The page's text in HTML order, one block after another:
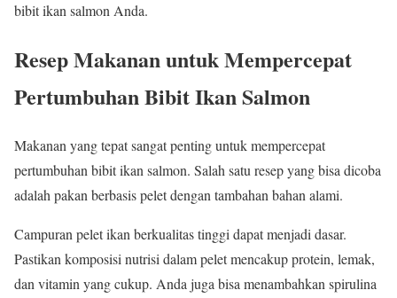
bibit ikan salmon Anda.
Resep Makanan untuk Mempercepat
Pertumbuhan Bibit Ikan Salmon
Makanan yang tepat sangat penting untuk mempercepat
pertumbuhan bibit ikan salmon. Salah satu resep yang bisa dicoba
adalah pakan berbasis pelet dengan tambahan bahan alami.
Campuran pelet ikan berkualitas tinggi dapat menjadi dasar.
Pastikan komposisi nutrisi dalam pelet mencakup protein, lemak,
dan vitamin yang cukup. Anda juga bisa menambahkan spirulina